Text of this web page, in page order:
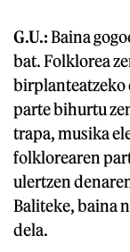
G.U.:Baina
bat. Folklorea
birplanteatzeko
parte bihurtu
trapa, musika
folklorearen
ulertzen
Baliteke, baina
dela.